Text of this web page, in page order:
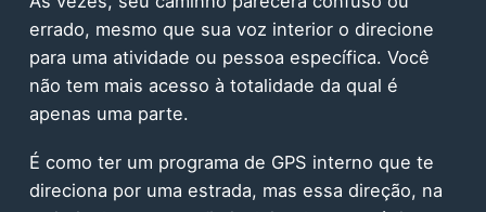
errado, mesmo que sua voz interior o direcione
para uma atividade ou pessoa específica. Você
não tem mais acesso à totalidade da qual é
apenas uma parte.
É como ter um programa de GPS interno que te
direciona por uma estrada, mas essa direção, na